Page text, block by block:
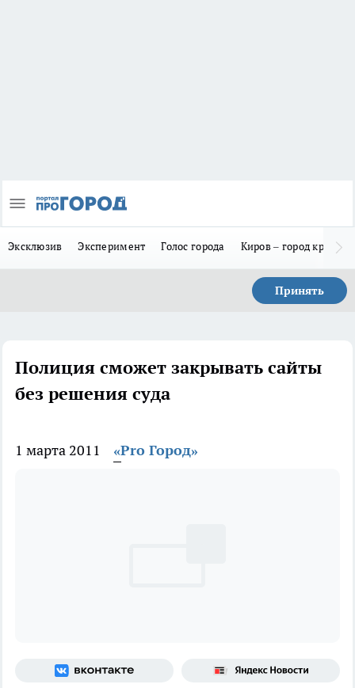
Эксклюзив Эксперимент Голос города Киров – город
Принять
Полиция сможет закрывать сайты
без решения суда
1 марта 2011 «Pro Город»